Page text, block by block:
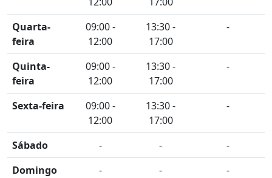
Quarta-
feira
09:00 -
12:00
13:30 -
17:00
-
Quinta-
feira
09:00 -
12:00
13:30 -
17:00
-
Sexta-feira
09:00 -
12:00
13:30 -
17:00
-
Sábado - -
-
Domingo
- - -